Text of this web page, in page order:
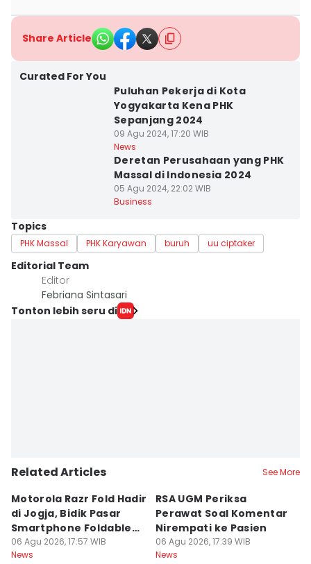
Share Article
Curated For You
Puluhan Pekerja di Kota
Yogyakarta Kena PHK
Sepanjang 2024
09 Agu 2024, 17:20 WIB
News
Deretan Perusahaan yang PHK
Massal di Indonesia 2024
05 Agu 2024, 22:02 WIB
Business
Topics
PHK Massal PHK Karyawan buruh uu ciptaker
Editorial Team
Editor
Febriana Sintasari
Tonton lebih seru di
Related Articles See More
Motorola Razr Fold Hadir
di Jogja, Bidik Pasar
Smartphone Foldable
Premium
06 Agu 2026, 17:57 WIB
News
RSA UGM Periksa
Perawat Soal Komentar
Nirempati ke Pasien
06 Agu 2026, 17:39 WIB
News